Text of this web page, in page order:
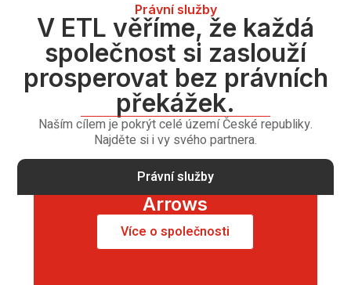
Právní služby
V ETL věříme, že každá
společnost si zaslouží
prosperovat bez právních
překážek.
Naším cílem je pokrýt celé území České republiky.
Najděte si i vy svého partnera.
Právní služby
Arrows
Více o společnosti